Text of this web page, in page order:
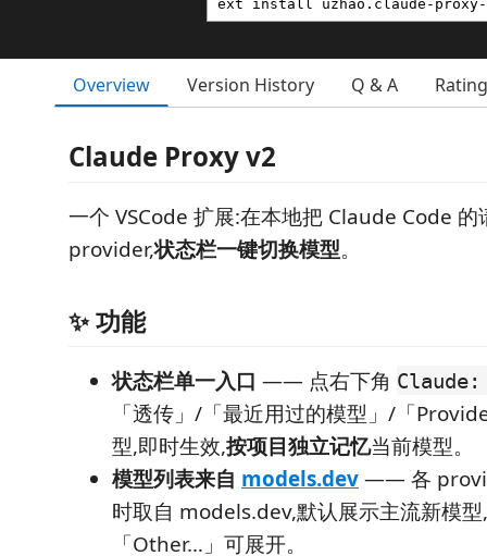
Overview Version History Q & A
Claude Proxy v2
一个 VSCode 扩展:在本地把 Claude Code
provider,状态栏一键切换模型。
✨ 功能
状态栏单一入口 —— 点右下角
「透传」/「最近用过的模型」/「
型,即时生效,按项目独立记忆当前模型。
模型列表来自 models.dev—— 各
时取自 models.dev,默认展示主流新模
「Other…」可展开。